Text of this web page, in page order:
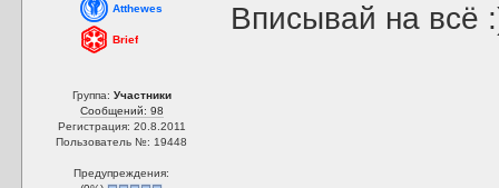
Atthewes
Brief
Группа: Участники
Сообщений: 98
Регистрация: 20.8.2011
Пользователь №: 19448
Предупреждения:
Вписывай на всё